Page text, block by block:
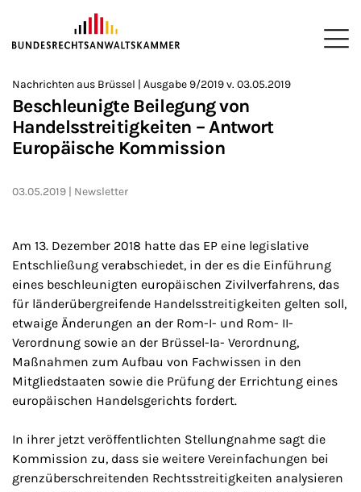
ZUM HAUPTINHALT SPRINGEN
Sie befinden sich hier:
>
Startseite
>
Newsroom
>
Newsletter
>
Nachrichten aus Brüssel
Nachrichten aus Brüssel | Ausgabe 9/2019 v. 03.05.2019
Beschleunigte Beilegung von
Handelsstreitigkeiten – Antwort
Europäische Kommission
03.05.2019 Newsletter
Am 13. Dezember 2018 hatte das EP eine legislative
Entschließung verabschiedet, in der es die Einführung
eines beschleunigten europäischen Zivilverfahrens, das
für länderübergreifende Handelsstreitigkeiten gelten soll,
etwaige Änderungen an der Rom-I- und Rom- II-
Verordnung sowie an der Brüssel-Ia- Verordnung,
Maßnahmen zum Aufbau von Fachwissen in den
Mitgliedstaaten sowie die Prüfung der Errichtung eines
europäischen Handelsgerichts fordert.
In ihrer jetzt veröffentlichten Stellungnahme sagt die
Kommission zu, dass sie weitere Vereinfachungen bei
grenzüberschreitenden Rechtsstreitigkeiten analysieren